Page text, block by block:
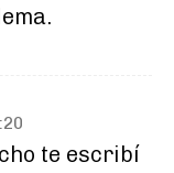
te escribí